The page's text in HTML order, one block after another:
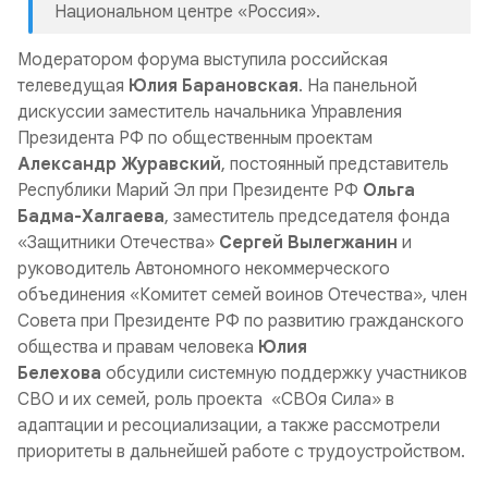
Национальном центре «Россия».
Модератором форума выступила российская
телеведущая Юлия Барановская. На панельной
дискуссии заместитель начальника Управления
Президента РФ по общественным проектам
Александр Журавский, постоянный представитель
Республики Марий Эл при Президенте РФ Ольга
Бадма-Халгаева, заместитель председателя фонда
«Защитники Отечества» Сергей Вылегжанин и
руководитель Автономного некоммерческого
объединения «Комитет семей воинов Отечества», член
Совета при Президенте РФ по развитию гражданского
общества и правам человека Юлия
Белехова обсудили системную поддержку участников
СВО и их семей, роль проекта «СВОя Сила» в
адаптации и ресоциализации, а также рассмотрели
приоритеты в дальнейшей работе с трудоустройством.